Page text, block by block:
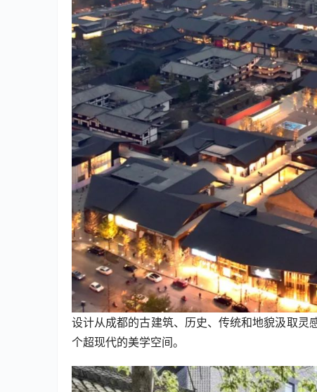
设计从成都的古建筑、历史、传统和地貌汲取
个超现代的美学空间。